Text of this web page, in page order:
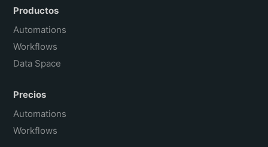
Português do Brasil
Français
Productos
Automations
Workflows
Data Space
Precios
Automations
Workflows